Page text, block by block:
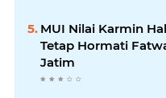
MUI Nilai Karmin
Tetap Hormati
Jatim